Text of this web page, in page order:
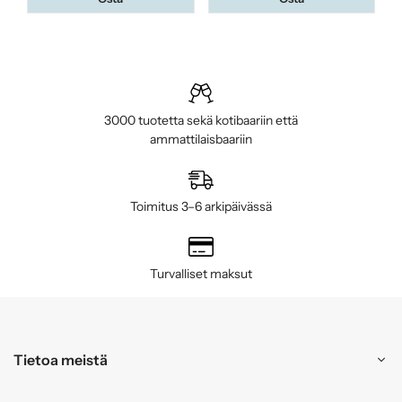
3000 tuotetta sekä kotibaariin että
ammattilaisbaariin
Toimitus 3–6 arkipäivässä
Turvalliset maksut
Tietoa meistä